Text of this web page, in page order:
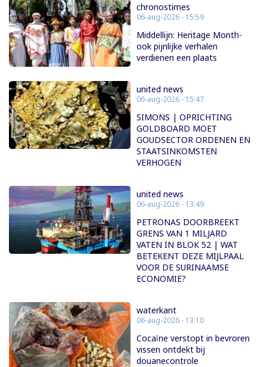
chronostimes
06-aug-2026 - 15:59
Middellijn: Heritage Month-
ook pijnlijke verhalen
verdienen een plaats
united news
06-aug-2026 - 15:47
SIMONS | OPRICHTING
GOLDBOARD MOET
GOUDSECTOR ORDENEN EN
STAATSINKOMSTEN
VERHOGEN
united news
06-aug-2026 - 13:49
PETRONAS DOORBREEKT
GRENS VAN 1 MILJARD
VATEN IN BLOK 52 | WAT
BETEKENT DEZE MIJLPAAL
VOOR DE SURINAAMSE
ECONOMIE?
waterkant
06-aug-2026 - 13:10
Cocaïne verstopt in bevroren
vissen ontdekt bij
douanecontrole